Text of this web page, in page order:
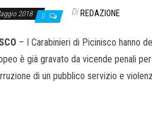
2018 0 Di REDAZIONE
– I Carabinieri di Picinisco hanno
è già gravato da vicende penali
di un pubblico servizio e